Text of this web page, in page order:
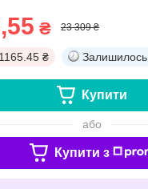
₴ 23 309 ₴
1165.45 ₴ Залишилось
Купити
або
Купити з